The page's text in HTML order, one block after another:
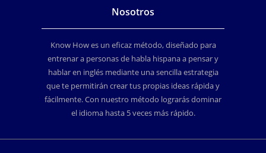
Nosotros
Know How es un eficaz método, diseñado para
entrenar a personas de habla hispana a pensar y
hablar en inglés mediante una sencilla estrategia
que te permitirán crear tus propias ideas rápida y
fácilmente. Con nuestro método lograrás dominar
el idioma hasta 5 veces más rápido.